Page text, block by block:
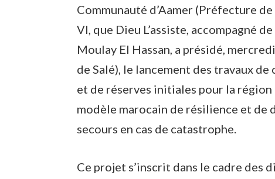
Communauté d’Aamer (Préfecture
VI, que Dieu L’assiste, accompagné
Moulay El Hassan, a présidé,
de Salé), le lancement des travaux
et de réserves initiales pour la
modèle marocain de résilience et de
secours en cas de catastrophe.
Ce projet s’inscrit dans le cadre des